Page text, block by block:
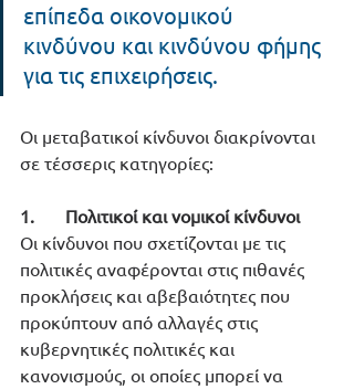
επίπεδα οικονομικού
κινδύνου και κινδύνου φήμης
για τις επιχειρήσεις.
Οι μεταβατικοί κίνδυνοι διακρίνονται
σε τέσσερις κατηγορίες:
1.       Πολιτικοί και νομικοί κίνδυνοι
Οι κίνδυνοι που σχετίζονται με τις
πολιτικές αναφέρονται στις πιθανές
προκλήσεις και αβεβαιότητες που
προκύπτουν από αλλαγές στις
κυβερνητικές πολιτικές και
κανονισμούς, οι οποίες μπορεί να